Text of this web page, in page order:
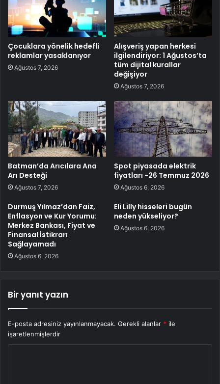
Çocuklara yönelik hedefli
reklamlar yasaklanıyor
Ağustos 7, 2026
Alışveriş yapan herkesi
ilgilendiriyor: 1 Ağustos’ta
tüm dijital kurallar
değişiyor
Ağustos 7, 2026
Batman’da Arıcılara Ana
Arı Desteği
Ağustos 7, 2026
Spot piyasada elektrik
fiyatları -26 Temmuz 2026
Ağustos 6, 2026
Durmuş Yılmaz’dan Faiz,
Enflasyon ve Kur Yorumu:
Merkez Bankası, Fiyat ve
Finansal İstikrarı
Sağlayamadı
Ağustos 6, 2026
Eli Lilly hisseleri bugün
neden yükseliyor?
Ağustos 6, 2026
Bir yanıt yazın
E-posta adresiniz yayınlanmayacak. Gerekli alanlar * ile
işaretlenmişlerdir